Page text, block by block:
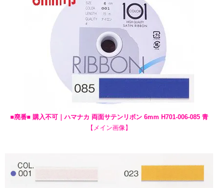
■廃番■ 購入不可｜ハマナカ 両面サテンリボン 6mm H701-006-085 青
【メイン画像】